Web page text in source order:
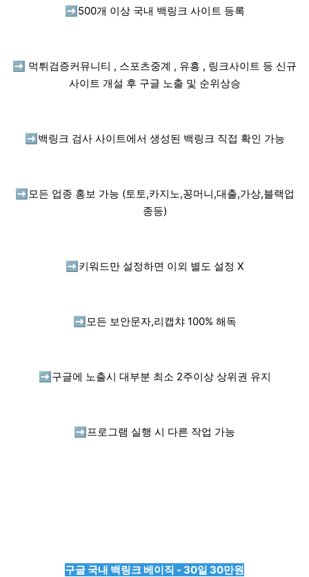
➡️ 500개 이상 국내 백링크 사이트 등록
➡️ 먹튀검증커뮤니티 , 스포츠중계 , 유흥 , 링크사이트 등 신규
사이트 개설 후 구글 노출 및 순위상승
➡️ 백링크 검사 사이트에서 생성된 백링크 직접 확인 가능
➡️ 모든 업종 홍보 가능 (토토,카지노,꽁머니,대출,가상,블랙업
종등)
➡️ 키워드만 설정하면 이외 별도 설정 X
➡️ 모든 보안문자,리캡챠 100% 해독
➡️ 구글에 노출시 대부분 최소 2주이상 상위권 유지
➡️ 프로그램 실행 시 다른 작업 가능
구글 국내 백링크 베이직 - 30일 30만원